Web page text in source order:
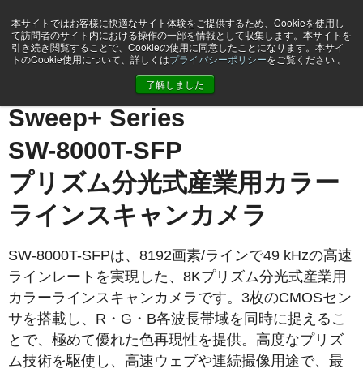
本サイトではお客様に快適なサイト体験をご提供するため、Cookieを使用し
て訪問者のサイト内における操作の一部を情報として収集します。本サイトを
引き続き閲覧することで、Cookieの使用に同意したことになります。本サイ
トのCookie使用について、詳しくはプライバシーポリシーをご覧ください 。
了解しました
Sweep+ Series
SW-8000T-SFP
プリズム分光式産業用カラー
ラインスキャンカメラ
SW-8000T-SFPは、8192画素/ラインで49 kHzの高速
ラインレートを実現した、8Kプリズム分光式産業用
カラーラインスキャンカメラです。3枚のCMOSセン
サを搭載し、R・G・B各波長帯域を同時に捉えるこ
とで、極めて優れた色再現性を提供。高度なプリズ
ム技術を駆使し、高速ウェブや連続撮像用途で、最